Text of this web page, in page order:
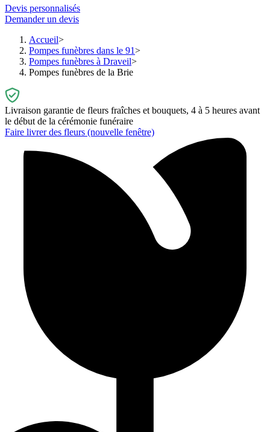
Devis personnalisés
Demander un devis
Accueil
Pompes funèbres dans le 91
Pompes funèbres à Draveil
Pompes funèbres de la Brie
Livraison garantie de fleurs fraîches et bouquets, 4 à 5 heures avant
le début de la cérémonie funéraire
Faire livrer des fleurs (nouvelle fenêtre)